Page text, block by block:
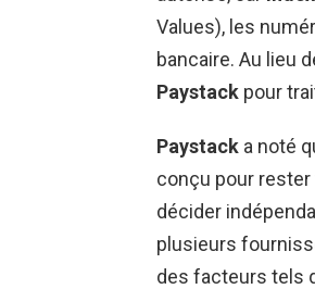
Values), les
bancaire. Au lieu
Paystack pour
Paystack a noté
conçu pour
décider
plusieurs
des facteurs tels